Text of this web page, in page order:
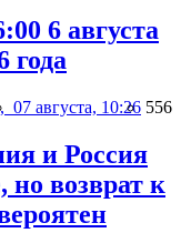
6 августа
года
07 августа, 10:26 556
и Россия
но возврат к